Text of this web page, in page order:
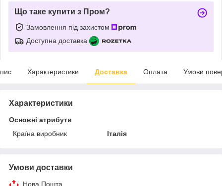
Що таке купити з Пром?
Замовлення під захистом
Доступна доставка
Характеристики Доставка Оплата Умови
Характеристики
Основні атрибути
Країна виробник
Італія
Умови доставки
Нова Пошта